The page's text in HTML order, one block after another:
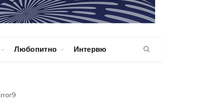
Любопитно Интервю